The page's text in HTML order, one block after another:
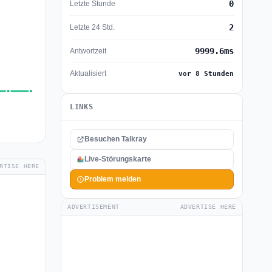
HERE
Letzte Stunde 0
Letzte 24 Std. 2
Antwortzeit 9999.6ms
Aktualisiert vor 8 Stunden
LINKS
Besuchen Talkray
Live-Störungskarte
Problem melden
ADVERTISEMENT ADVERTISE HERE